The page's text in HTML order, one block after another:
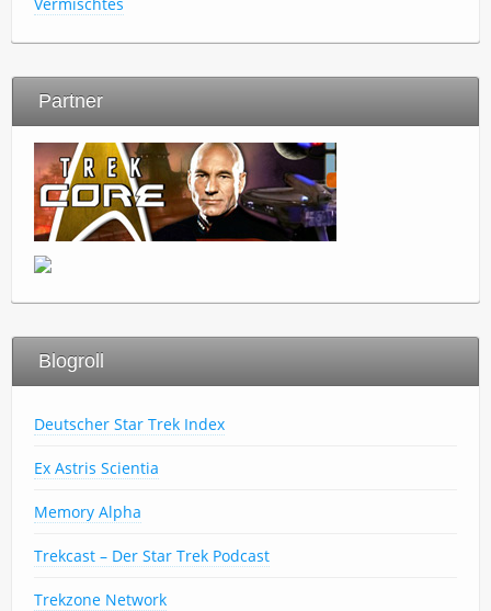
Partner
Blogroll
Deutscher Star Trek Index
Ex Astris Scientia
Memory Alpha
Trekcast – Der Star Trek Podcast
Trekzone Network